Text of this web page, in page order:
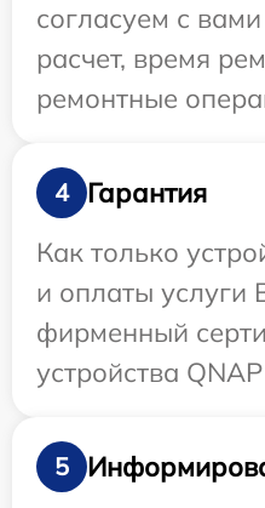
согласуем с
расчет, время
ремонтные
4
Гарантия
Как только
и оплаты услуги
фирменный
устройства
5